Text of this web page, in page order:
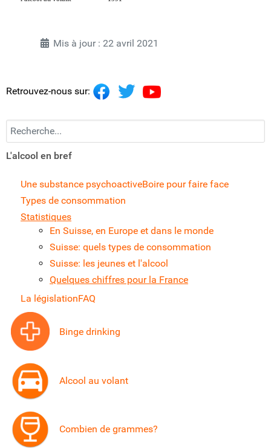
Mis à jour : 22 avril 2021
Retrouvez-nous sur:
Recherchez...
L'alcool en bref
Une substance psychoactiveBoire pour faire face
Types de consommation
Statistiques
En Suisse, en Europe et dans le monde
Suisse: quels types de consommation
Suisse: les jeunes et l'alcool
Quelques chiffres pour la France
La législationFAQ
Binge drinking
Alcool au volant
Combien de grammes?